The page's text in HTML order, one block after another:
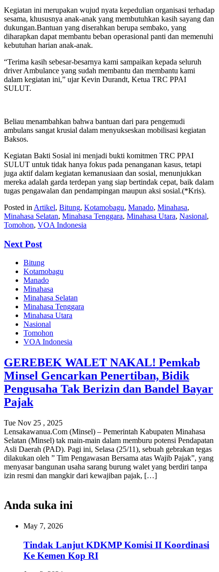
Kegiatan ini merupakan wujud nyata kepedulian organisasi terhadap
sesama, khususnya anak-anak yang membutuhkan kasih sayang dan
dukungan.‎‎Bantuan yang diserahkan berupa sembako, yang
diharapkan dapat membantu beban operasional panti dan memenuhi
kebutuhan harian anak-anak.‎‎
“Terima kasih sebesar-besarnya kami sampaikan kepada seluruh
driver Ambulance yang sudah membantu dan membantu kami
dalam kegiatan ini,” ujar Kevin Durandt, Ketua TRC PPAI
SULUT. ‎‎
Beliau menambahkan bahwa bantuan dari para pengemudi
ambulans sangat krusial dalam menyukseskan mobilisasi kegiatan
Baksos.‎‎
Kegiatan Bakti Sosial ini menjadi bukti komitmen TRC PPAI
SULUT untuk tidak hanya fokus pada penanganan kasus, tetapi
juga aktif dalam kegiatan kemanusiaan dan sosial, menunjukkan
mereka adalah garda terdepan yang siap bertindak cepat, baik dalam
tugas pengawalan dan pendampingan maupun aksi sosial.(*Kris).
Posted in Artikel, Bitung, Kotamobagu, Manado, Minahasa,
Minahasa Selatan, Minahasa Tenggara, Minahasa Utara, Nasional,
Tomohon, VOA Indonesia
Next Post
Bitung
Kotamobagu
Manado
Minahasa
Minahasa Selatan
Minahasa Tenggara
Minahasa Utara
Nasional
Tomohon
VOA Indonesia
GEREBEK WALET NAKAL! Pemkab
Minsel Gencarkan Penertiban, Bidik
Pengusaha Tak Berizin dan Bandel Bayar
Pajak‎‎
Tue Nov 25 , 2025
‎‎Lensakawanua.Com (Minsel) – Pemerintah Kabupaten Minahasa
Selatan (Minsel) tak main-main dalam memburu potensi Pendapatan
Asli Daerah (PAD). Pagi ini, Selasa (25/11), sebuah gebrakan tegas
dilakukan oleh ” Tim Pengawasan Bersama atas Wajib Pajak”, yang
menyasar bangunan usaha sarang burung walet yang berdiri tanpa
izin resmi dan mangkir dari kewajiban pajak, […]
Anda suka ini
May 7, 2026
Tindak Lanjut KDKMP Komisi II Koordinasi
Ke Kemen Kop RI